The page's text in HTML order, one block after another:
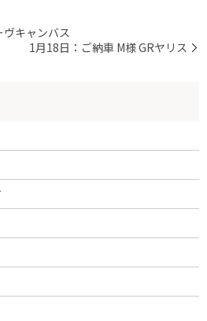
キャンバス
1月18日：ご納車 M様 GRヤリス